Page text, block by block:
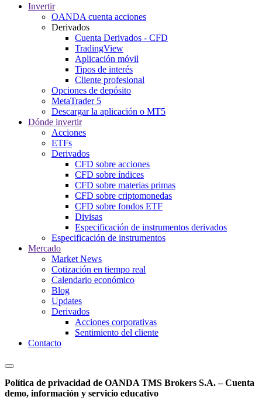
Invertir
OANDA cuenta acciones
Derivados
Cuenta Derivados - CFD
TradingView
Aplicación móvil
Tipos de interés
Cliente profesional
Opciones de depósito
MetaTrader 5
Descargar la aplicación o MT5
Dónde invertir
Acciones
ETFs
Derivados
CFD sobre acciones
CFD sobre índices
CFD sobre materias primas
CFD sobre criptomonedas
CFD sobre fondos ETF
Divisas
Especificación de instrumentos derivados
Especificación de instrumentos
Mercado
Market News
Cotización en tiempo real
Calendario económico
Blog
Updates
Derivados
Acciones corporativas
Sentimiento del cliente
Contacto
Política de privacidad de OANDA TMS Brokers S.A. – Cuenta
demo, información y servicio educativo